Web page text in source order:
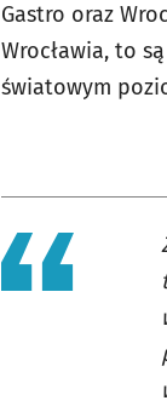
Gastro oraz
Wrocławia, to
światowym